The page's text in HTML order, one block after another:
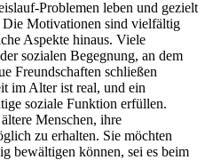
Problemen leben und gezielt
Die Motivationen sind vielfältig
Aspekte hinaus. Viele
sozialen Begegnung, an dem
Freundschaften schließen
im Alter ist real, und ein
soziale Funktion erfüllen.
Menschen, ihre
zu erhalten. Sie möchten
bewältigen können, sei es beim